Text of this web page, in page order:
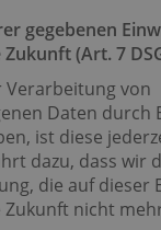
gegebenen
(Art. 7
Verarbeitung von
Daten durch
ist diese
dazu, dass wir
die auf dieser
Zukunft nicht